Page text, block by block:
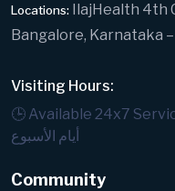
Locations:
IlajHealth 4th
Bangalore, Karnataka
Visiting Hours:
🕒 Available 24x7
أيام الأسبوع
Community